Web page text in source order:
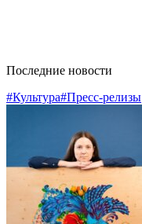
Последние новости
#Культура#Пресс-релизы